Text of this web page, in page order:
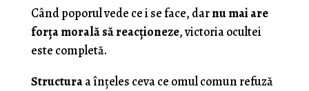
Când poporul vede ce i se face, darnu mai are
forța morală să reacționeze, victoria ocultei
este completă.
Structuraa înțeles ceva ce omul comun refuză